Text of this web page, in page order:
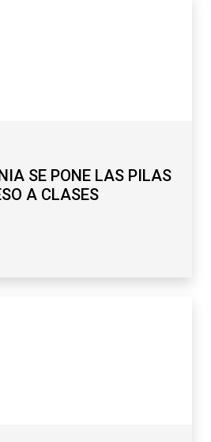
SE PONE LAS PILAS
A CLASES